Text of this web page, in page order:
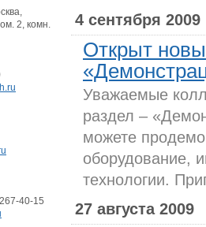
2, комн.
40-15
4 сентября 2009
Открыт
Уважаемые
раздел –
можете
оборудование,
технологии.
27 августа 2009